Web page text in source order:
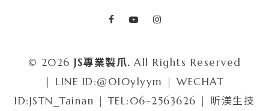
© 2026 JS專業製爪. All Rights Reserved
| LINE ID:@010ylyym | WECHAT
ID:JSTN_Tainan | TEL:06-2563626 | 昕渼生技